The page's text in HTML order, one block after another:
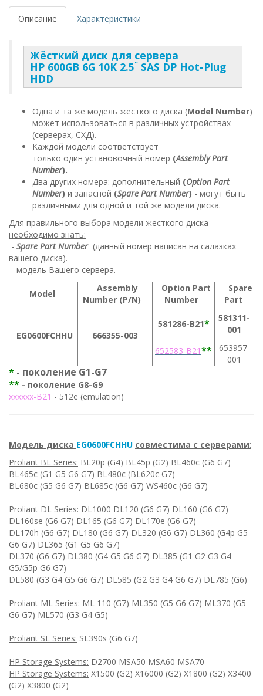
Описание Характеристики
Жёсткий диск для сервера
HP 600GB 6G 10K 2.5" SAS DP Hot-Plug
HDD
Одна и та же модель жесткого диска (Model Number)
может использоваться в различных устройствах
(серверах, СХД).
Каждой модели соответствует
только один установочный номер (Assembly Part
Number).
Два других номера: дополнительный (Option Part
Number) и запасной (Spare Part Number) - могут быть
различными для одной и той же модели диска.
Для правильного выбора модели жесткого диска
необходимо знать:
- Spare Part Number (данный номер написан на салазках
вашего диска).
- модель Вашего сервера.
Model
Assembly
Number (P/N)
Option Part
Number
Spare
Part
EG0600FCHHU 666355-003
581286-B21*
581311-
001
652583-B21**
653957-
001
* - поколение G1-G7
** - поколение G8-G9
хххххх-B21 - 512e (emulation)
Модель диска EG0600FCHHU совместима c серверами:
Proliant BL Series: BL20p (G4) BL45p (G2) BL460c (G6 G7)
BL465c (G1 G5 G6 G7) BL480c (BL620c G7)
BL680c (G5 G6 G7) BL685c (G6 G7) WS460c (G6 G7)
Proliant DL Series: DL1000 DL120 (G6 G7) DL160 (G6 G7)
DL160se (G6 G7) DL165 (G6 G7) DL170e (G6 G7)
DL170h (G6 G7) DL180 (G6 G7) DL320 (G6 G7) DL360 (G4p G5
G6 G7) DL365 (G1 G5 G6 G7)
DL370 (G6 G7) DL380 (G4 G5 G6 G7) DL385 (G1 G2 G3 G4
G5/G5p G6 G7)
DL580 (G3 G4 G5 G6 G7) DL585 (G2 G3 G4 G6 G7) DL785 (G6)
Proliant ML Series: ML 110 (G7) ML350 (G5 G6 G7) ML370 (G5
G6 G7) ML570 (G3 G4 G5)
Proliant SL Series: SL390s (G6 G7)
HP Storage Systems: D2700 MSA50 MSA60 MSA70
HP Storage Systems: X1500 (G2) X16000 (G2) X1800 (G2) X3400
(G2) X3800 (G2)